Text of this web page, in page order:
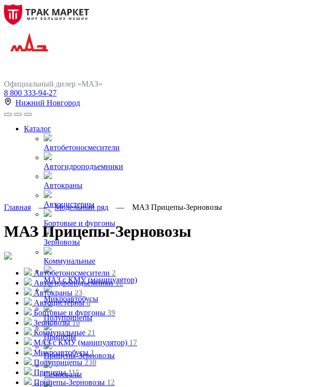
Официальный дилер «МАЗ»
8 800 333-94-27
Нижний Новгород
Каталог
Автобетоносмесители
Автогидроподъемники
Автокраны
Автоцистерны
Бортовые и фургоны
Зерновозы
Коммунальные
МАЗ с КМУ (манипулятор)
Микроавтобусы
Полуприцепы
Прицепы
Прицепы-Зерновозы
Самосвалы
Главная —Модельный ряд — МАЗ Прицепы-Зерновозы
МАЗ Прицепы-Зерновозы
Автобетоносмесители 2
Автогидроподъемники12
Автокраны 23
Автоцистерны8
Бортовые и фургоны 39
Зерновозы10
Коммунальные 21
МАЗ с КМУ (манипулятор) 17
Микроавтобусы1
Полуприцепы 230
Прицепы115
Прицепы-Зерновозы 12